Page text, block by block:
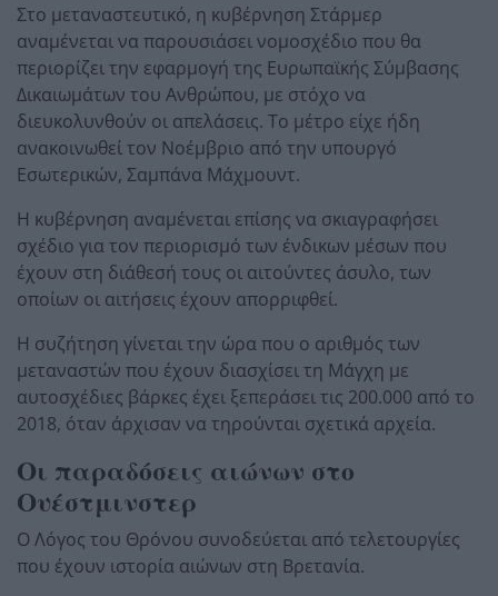
Στο μεταναστευτικό, η κυβέρνηση Στάρμερ
αναμένεται να παρουσιάσει νομοσχέδιο που θα
περιορίζει την εφαρμογή της Ευρωπαϊκής Σύμβασης
Δικαιωμάτων του Ανθρώπου, με στόχο να
διευκολυνθούν οι απελάσεις. Το μέτρο είχε ήδη
ανακοινωθεί τον Νοέμβριο από την υπουργό
Εσωτερικών, Σαμπάνα Μάχμουντ.
Η κυβέρνηση αναμένεται επίσης να σκιαγραφήσει
σχέδιο για τον περιορισμό των ένδικων μέσων που
έχουν στη διάθεσή τους οι αιτούντες άσυλο, των
οποίων οι αιτήσεις έχουν απορριφθεί.
Η συζήτηση γίνεται την ώρα που ο αριθμός των
μεταναστών που έχουν διασχίσει τη Μάγχη με
αυτοσχέδιες βάρκες έχει ξεπεράσει τις 200.000 από το
2018, όταν άρχισαν να τηρούνται σχετικά αρχεία.
Οι παραδόσεις αιώνων στο
Ουέστμινστερ
Ο Λόγος του Θρόνου συνοδεύεται από τελετουργίες
που έχουν ιστορία αιώνων στη Βρετανία.